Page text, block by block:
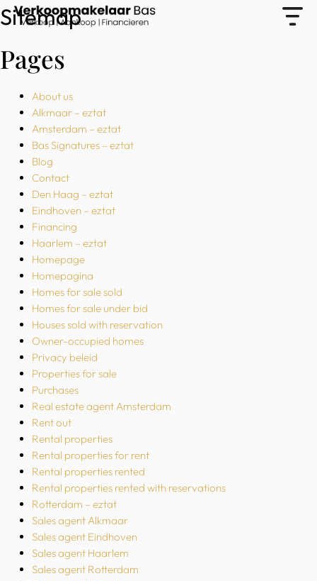
Sitemap
Pages
About us
Alkmaar – eztat
Amsterdam – eztat
Bas Signatures – eztat
Blog
Contact
Den Haag – eztat
Eindhoven – eztat
Financing
Haarlem – eztat
Homepage
Homepagina
Homes for sale sold
Homes for sale under bid
Houses sold with reservation
Owner-occupied homes
Privacy beleid
Properties for sale
Purchases
Real estate agent Amsterdam
Rent out
Rental properties
Rental properties for rent
Rental properties rented
Rental properties rented with reservations
Rotterdam – eztat
Sales agent Alkmaar
Sales agent Eindhoven
Sales agent Haarlem
Sales agent Rotterdam